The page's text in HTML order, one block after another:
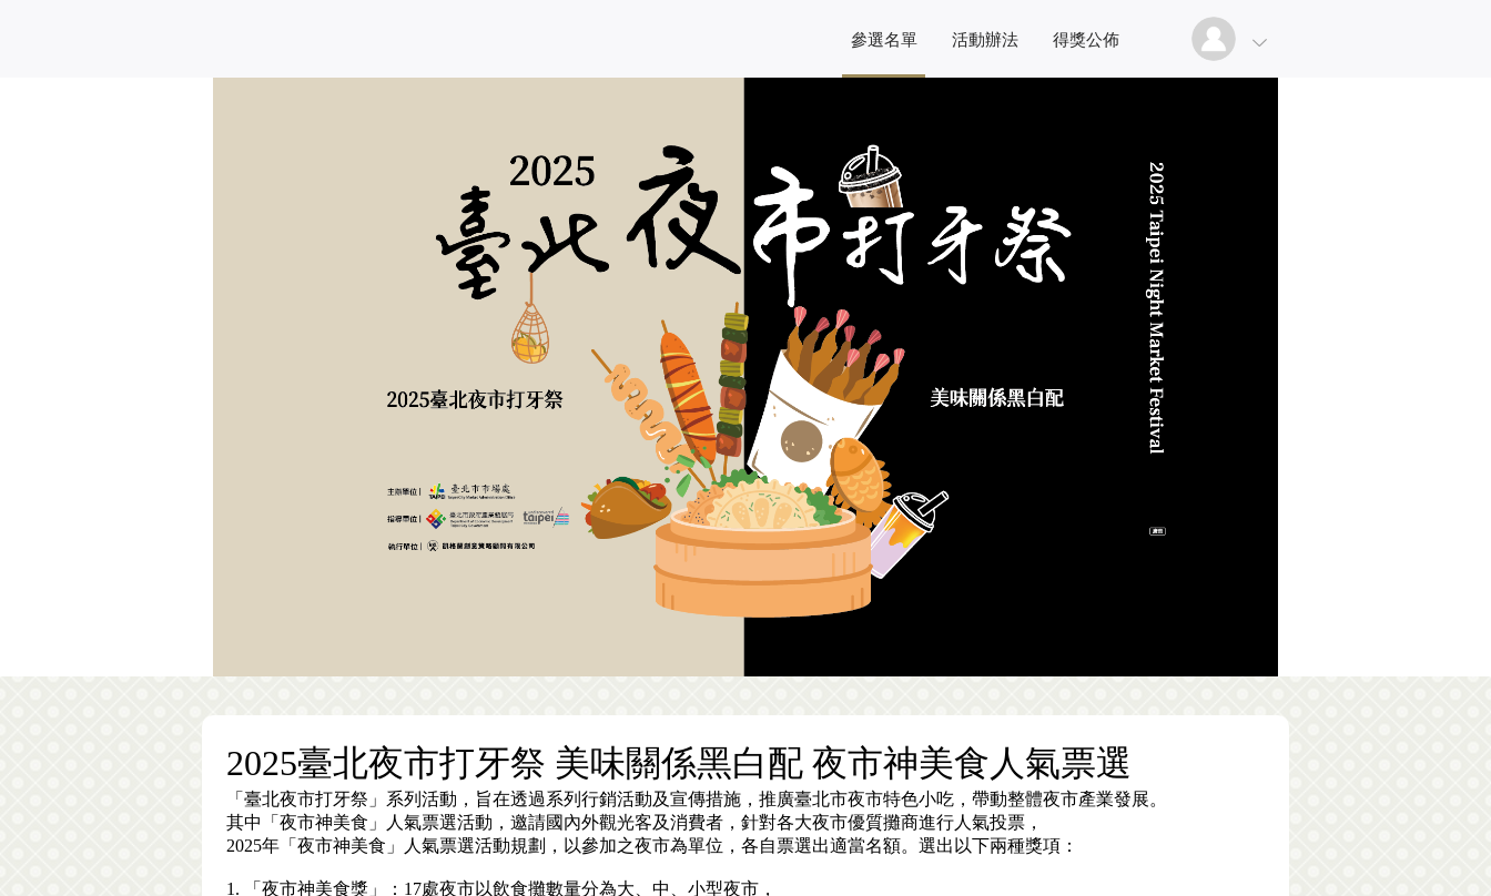
參選名單 活動辦法 得獎公佈
2025臺北夜市打牙祭 美味關係黑白配 夜市神美食人氣票選
「臺北夜市打牙祭」系列活動，旨在透過系列行銷活動及宣傳措施，推廣臺北市夜市特色小吃，帶動整體夜市產業發展。
其中「夜市神美食」人氣票選活動，邀請國內外觀光客及消費者，針對各大夜市優質攤商進行人氣投票，
2025年「夜市神美食」人氣票選活動規劃，以參加之夜市為單位，各自票選出適當名額。選出以下兩種獎項：
1. 「夜市神美食獎」：17處夜市以飲食攤數量分為大、中、小型夜市，